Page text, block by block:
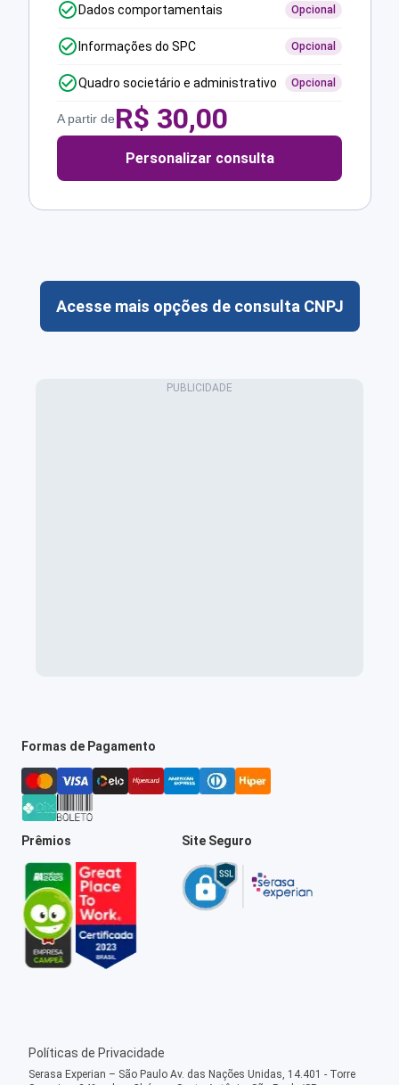
Dados comportamentais Opcional
Informações do SPC Opcional
Quadro societário e administrativo Opcional
A partir deR$ 30,00
Personalizar consulta
Acesse mais opções de consulta CNPJ
Formas de Pagamento
Prêmios Site Seguro
Políticas de Privacidade
Serasa Experian – São Paulo Av. das Nações Unidas, 14.401 - Torre